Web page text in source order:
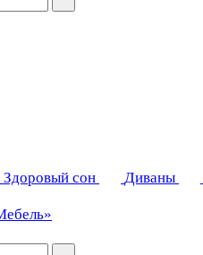
Здоровый сон Диваны